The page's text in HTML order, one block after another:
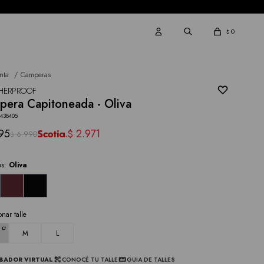
$ 0
Camperas
Capitoneada - Oliva
$ 6.990 $ 2.971
Oliva
talle
M
L
VIRTUAL CONOCÉ TU TALLE GUIA DE TALLES